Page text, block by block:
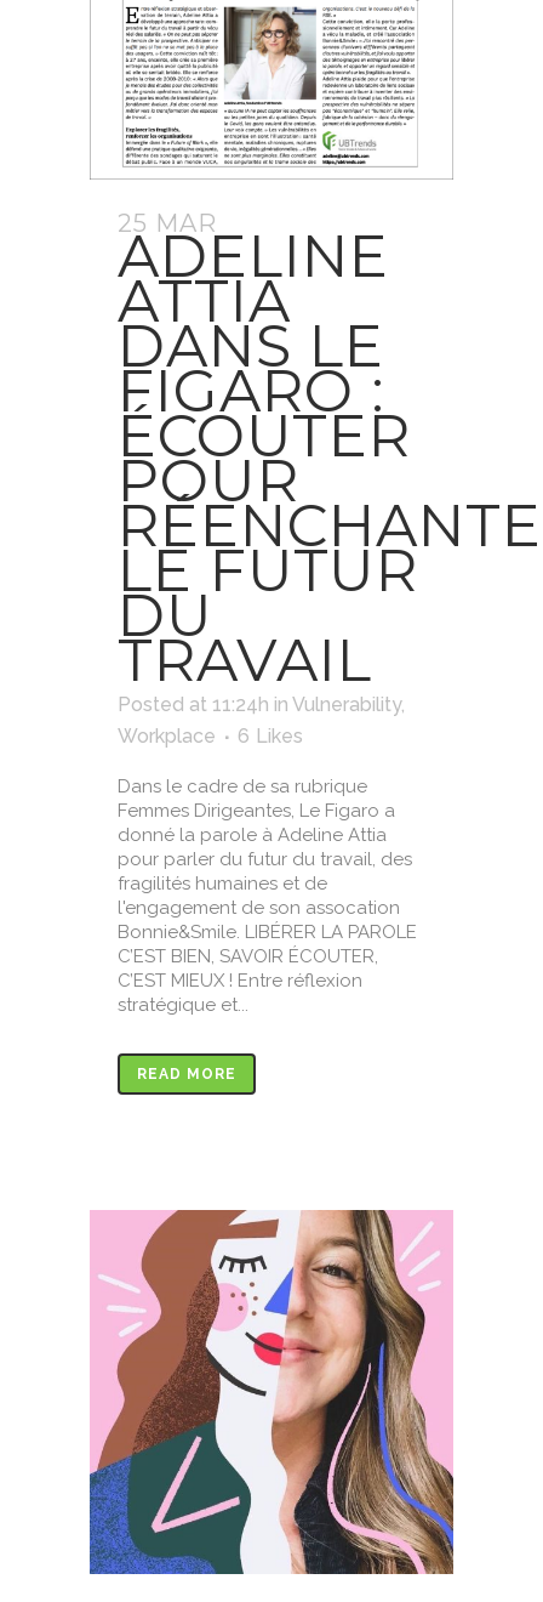
25 MAR
ADELINE
ATTIA
DANS LE
FIGARO :
ÉCOUTER
POUR
LE FUTUR
DU
TRAVAIL
Posted at 11:24h in Vulnerability,
Workplace
6 Likes
Dans le cadre de sa rubrique
Femmes Dirigeantes, Le Figaro a
donné la parole à Adeline Attia
pour parler du futur du travail, des
fragilités humaines et de
l'engagement de son assocation
Bonnie&Smile. LIBÉRER LA PAROLE
C’EST BIEN, SAVOIR ÉCOUTER,
C’EST MIEUX ! Entre réflexion
stratégique et...
READ MORE